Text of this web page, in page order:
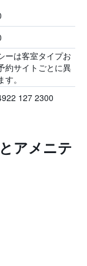
ーは客室タイプお
約サイトごとに異
す。
127 2300
アメニテ